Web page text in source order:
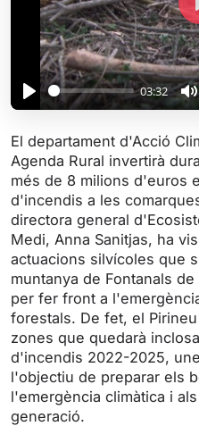
P
a
y
03:32
u
t
e
El departament d'Acció
Agenda Rural invertirà
més de 8 milions d'euros
d'incendis a les
directora general
Medi, Anna Sanitjas, ha
actuacions silvícoles que
muntanya de Fontanals
per fer front a
forestals. De fet, el
zones que quedarà
d'incendis 2022-2025,
l'objectiu de preparar els
l'emergència climàtica i
generació.